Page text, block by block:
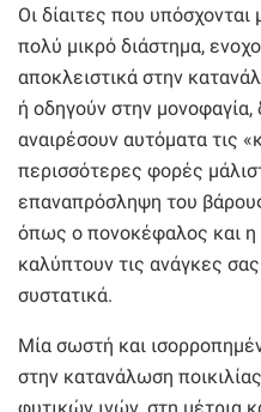
Οι δίαιτες που
πολύ μικρό διάστημα,
αποκλειστικά στην
ή οδηγούν στην
αναιρέσουν αυτόματα τις
περισσότερες φορές
επαναπρόσληψη του
όπως ο πονοκέφαλος και η
καλύπτουν τις ανάγκες
συστατικά.
Μία σωστή και
στην κατανάλωση
φυτικών ινών, στη μέτρια